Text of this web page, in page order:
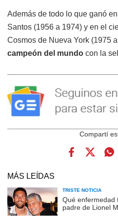
Además de todo lo que ganó
Santos (1956 a 1974) y en el
Cosmos de Nueva York (1975
campeón del mundo con la
MÁS LEÍDAS
TRISTE NOTICIA
Qué enfermedad
padre de Lionel